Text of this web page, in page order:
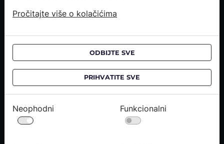
Informacije o dostavi
Informacije o kupnji
Upiti medija
Karijere
Pročitajte više o kolačićima
ODBIJTE SVE
PRIHVATITE SVE
Neophodni Funkcionalni